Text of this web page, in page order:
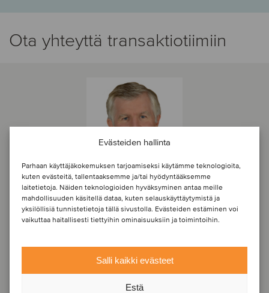
Evästeiden hallinta
Parhaan käyttäjäkokemuksen tarjoamiseksi käytämme teknologioita,
kuten evästeitä, tallentaaksemme ja/tai hyödyntääksemme
laitetietoja. Näiden teknologioiden hyväksyminen antaa meille
mahdollisuuden käsitellä dataa, kuten selauskäyttäytymistä ja
yksilöllisiä tunnistetietoja tällä sivustolla. Evästeiden estäminen voi
vaikuttaa haitallisesti tiettyihin ominaisuuksiin ja toimintoihin.
Salli kaikki evästeet
Estä
Ota yhteyttä transaktiotiimiin
William Nicholson
Jacksonville, Yhdysvallat
Oaklins Heritage